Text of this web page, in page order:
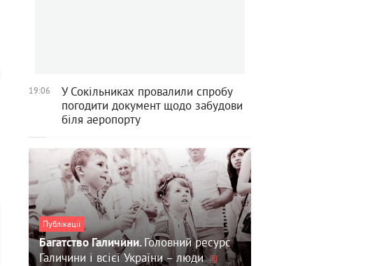
19:06
У Сокільниках провалили спробу
погодити документ щодо забудови
біля аеропорту
Публікації
Багатство Галичини.Головний ресурс
Галичини і всієї України – люди